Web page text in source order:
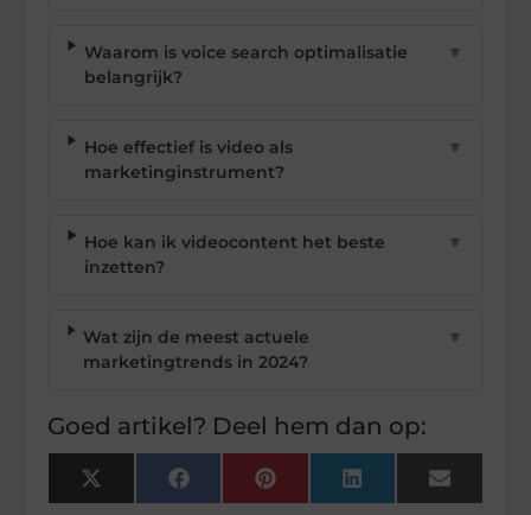
Waarom is voice search optimalisatie
belangrijk?
▼
Hoe effectief is video als
marketinginstrument?
▼
Hoe kan ik videocontent het beste
inzetten?
▼
Wat zijn de meest actuele
marketingtrends in 2024?
▼
Goed artikel? Deel hem dan op:
X
(Twitter)
FacebookPinterest LinkedIn Email